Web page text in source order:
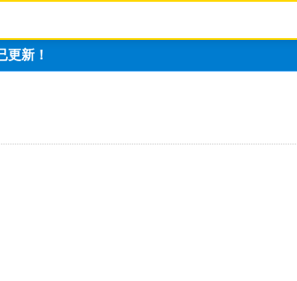
更新！